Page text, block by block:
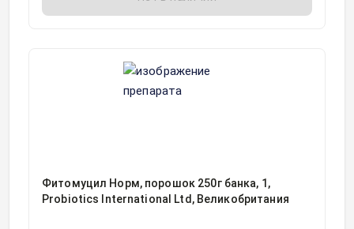
Фитомуцил Норм, порошок 250г банка, 1,
Probiotics International Ltd, Великобритания